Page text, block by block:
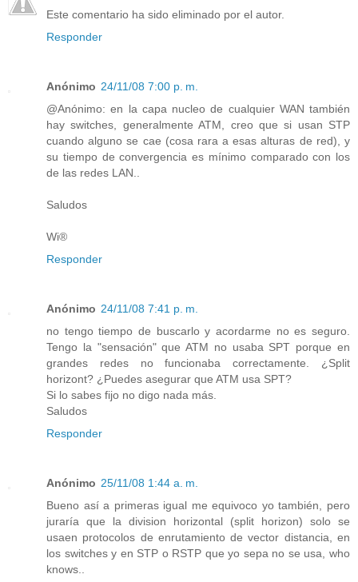
Este comentario ha sido eliminado por el autor.
Responder
Anónimo 24/11/08 7:00 p. m.
@Anónimo: en la capa nucleo de cualquier WAN también
hay switches, generalmente ATM, creo que si usan STP
cuando alguno se cae (cosa rara a esas alturas de red), y
su tiempo de convergencia es mínimo comparado con los
de las redes LAN..
Saludos
Wi®
Responder
Anónimo 24/11/08 7:41 p. m.
no tengo tiempo de buscarlo y acordarme no es seguro.
Tengo la "sensación" que ATM no usaba SPT porque en
grandes redes no funcionaba correctamente. ¿Split
horizont? ¿Puedes asegurar que ATM usa SPT?
Si lo sabes fijo no digo nada más.
Saludos
Responder
Anónimo 25/11/08 1:44 a. m.
Bueno así a primeras igual me equivoco yo también, pero
juraría que la division horizontal (split horizon) solo se
usaen protocolos de enrutamiento de vector distancia, en
los switches y en STP o RSTP que yo sepa no se usa, who
knows..